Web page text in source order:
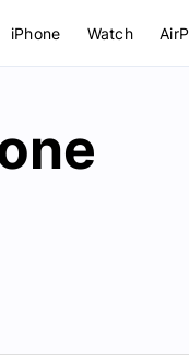
iPhone Watch